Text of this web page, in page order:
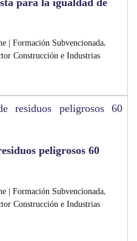
| Formación Subvencionada,
Construcción e Industrias
peligrosos 60
| Formación Subvencionada,
Construcción e Industrias